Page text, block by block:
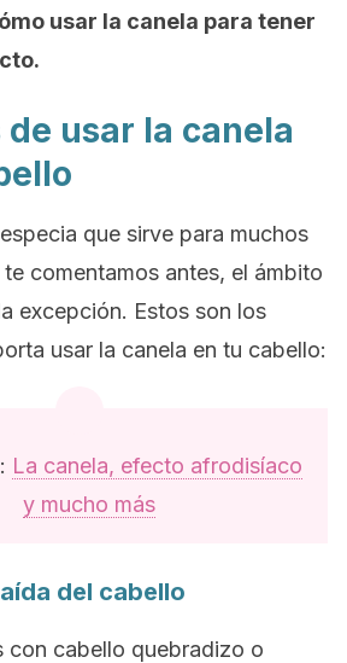
usar la canela para tener
usar la canela
que sirve para muchos
comentamos antes, el ámbito
excepción. Estos son los
usar la canela en tu cabello:
La canela, efecto afrodisíaco
y mucho más
del cabello
con cabello quebradizo o